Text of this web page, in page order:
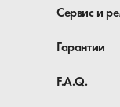
Сервис и
Гарантии
F.A.Q.